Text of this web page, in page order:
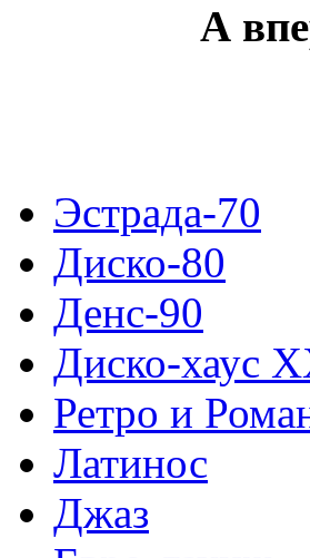
А
Эстрада-70
Диско-80
Денс-90
Диско-хаус
Ретро и
Латинос
Джаз